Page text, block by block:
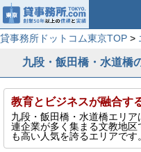
貸事務所ドットコム東京TOP >
九段・飯田橋・水道橋
教育とビジネスが融合す
九段・飯田橋・水道橋エリ
連企業が多く集まる文教地
も高い人気を誇るエリアです
北線・有楽町線など複数路